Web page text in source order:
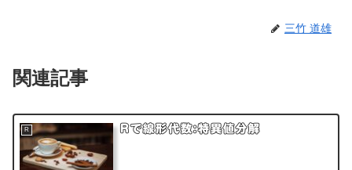
三竹 道雄
関連記事
R Rで線形代数:特異値分解